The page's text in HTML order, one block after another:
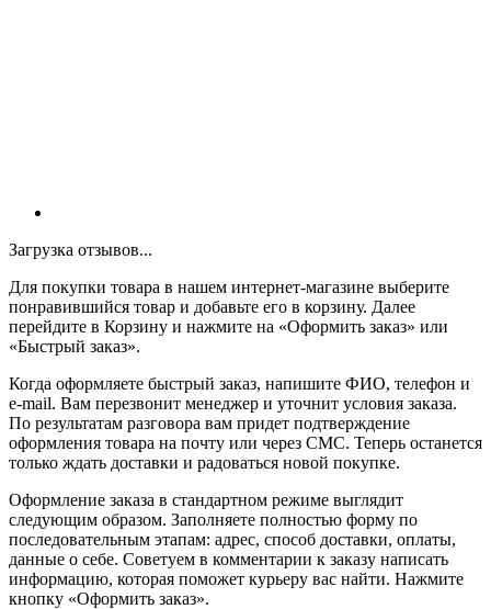
Загрузка отзывов...
Для покупки товара в нашем интернет-магазине выберите
понравившийся товар и добавьте его в корзину. Далее
перейдите в Корзину и нажмите на «Оформить заказ» или
«Быстрый заказ».
Когда оформляете быстрый заказ, напишите ФИО, телефон и
e-mail. Вам перезвонит менеджер и уточнит условия заказа.
По результатам разговора вам придет подтверждение
оформления товара на почту или через СМС. Теперь останется
только ждать доставки и радоваться новой покупке.
Оформление заказа в стандартном режиме выглядит
следующим образом. Заполняете полностью форму по
последовательным этапам: адрес, способ доставки, оплаты,
данные о себе. Советуем в комментарии к заказу написать
информацию, которая поможет курьеру вас найти. Нажмите
кнопку «Оформить заказ».